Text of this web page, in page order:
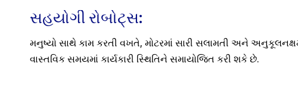
સહયોગી રોબોટ્સ:
મનુષ્યો સાથે કામ કરતી વખતે, મોટરમાં સારી સલામતી અને
વાસ્તવિક સમયમાં કાર્યકારી સ્થિતિને સમાયોજિત કરી શકે છે.